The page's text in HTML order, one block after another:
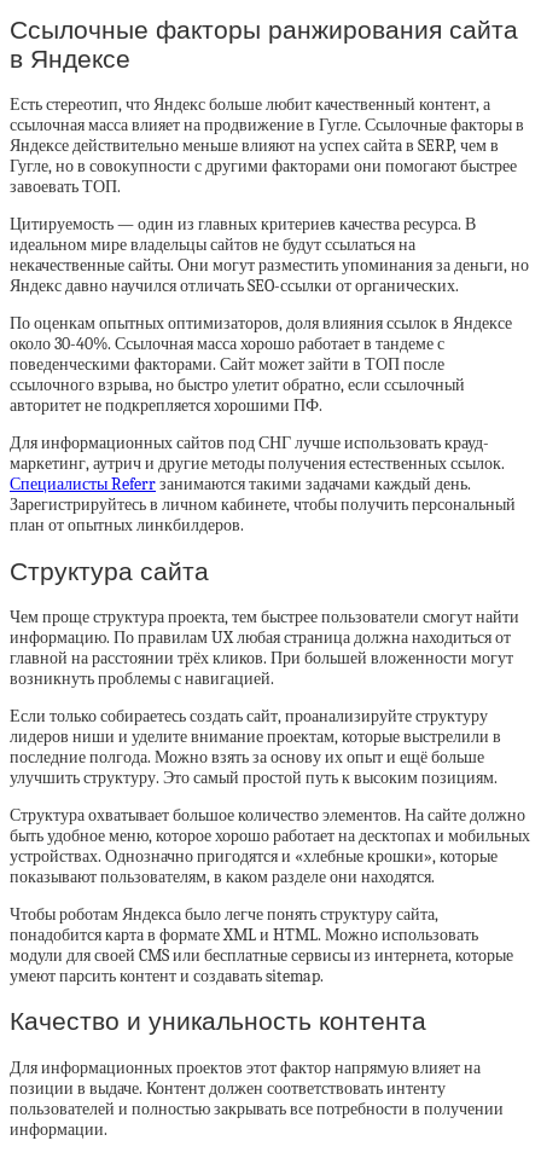
Ссылочные факторы ранжирования сайта
в Яндексе
Есть стереотип, что Яндекс больше любит качественный контент, а
ссылочная масса влияет на продвижение в Гугле. Ссылочные факторы в
Яндексе действительно меньше влияют на успех сайта в SERP, чем в
Гугле, но в совокупности с другими факторами они помогают быстрее
завоевать ТОП.
Цитируемость — один из главных критериев качества ресурса. В
идеальном мире владельцы сайтов не будут ссылаться на
некачественные сайты. Они могут разместить упоминания за деньги, но
Яндекс давно научился отличать SEO-ссылки от органических.
По оценкам опытных оптимизаторов, доля влияния ссылок в Яндексе
около 30-40%. Ссылочная масса хорошо работает в тандеме с
поведенческими факторами. Сайт может зайти в ТОП после
ссылочного взрыва, но быстро улетит обратно, если ссылочный
авторитет не подкрепляется хорошими ПФ.
Для информационных сайтов под СНГ лучше использовать крауд-
маркетинг, аутрич и другие методы получения естественных ссылок.
Специалисты Referrзанимаются такими задачами каждый день.
Зарегистрируйтесь в личном кабинете, чтобы получить персональный
план от опытных линкбилдеров.
Структура сайта
Чем проще структура проекта, тем быстрее пользователи смогут найти
информацию. По правилам UX любая страница должна находиться от
главной на расстоянии трёх кликов. При большей вложенности могут
возникнуть проблемы с навигацией.
Если только собираетесь создать сайт, проанализируйте структуру
лидеров ниши и уделите внимание проектам, которые выстрелили в
последние полгода. Можно взять за основу их опыт и ещё больше
улучшить структуру. Это самый простой путь к высоким позициям.
Структура охватывает большое количество элементов. На сайте должно
быть удобное меню, которое хорошо работает на десктопах и мобильных
устройствах. Однозначно пригодятся и «хлебные крошки», которые
показывают пользователям, в каком разделе они находятся.
Чтобы роботам Яндекса было легче понять структуру сайта,
понадобится карта в формате XML и HTML. Можно использовать
модули для своей CMS или бесплатные сервисы из интернета, которые
умеют парсить контент и создавать sitemap.
Качество и уникальность контента
Для информационных проектов этот фактор напрямую влияет на
позиции в выдаче. Контент должен соответствовать интенту
пользователей и полностью закрывать все потребности в получении
информации.